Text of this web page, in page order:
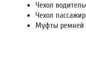
Чехол
Чехол
Муфты ремней